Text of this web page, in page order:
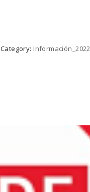
Category: Información_2022